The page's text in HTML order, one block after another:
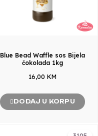
Blue Bead Waffle sos Bijela
čokolada 1kg
16,00 KM
DODAJ U KORPU